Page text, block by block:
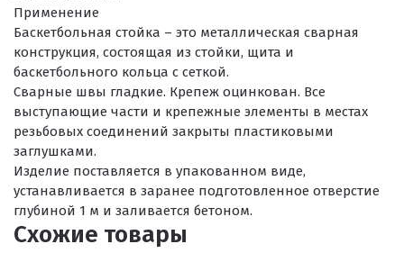
ПРОЕКТНЫЕ РЕШЕНИЯ СПОРТИВНЫХ ПЛОЩАДОК
ПРОЕКТНЫЕ РЕШЕНИЯ ДЕТСКИХ ПЛОЩАДОК
ПРОЕКТНЫЕ РЕШЕНИЯ ПРОФЕССИОНАЛЬНЫХ БЕГОВЫХ
Решение компании “Экополис” под Приказ №1134
Антискользящее покрытие для бассейна
Водонепроницаемые покрытия
Применение
Баскетбольная стойка – это металлическая сварная
конструкция, состоящая из стойки, щита и
баскетбольного кольца с сеткой.
Сварные швы гладкие. Крепеж оцинкован. Все
выступающие части и крепежные элементы в местах
резьбовых соединений закрыты пластиковыми
заглушками.
Изделие поставляется в упакованном виде,
устанавливается в заранее подготовленное отверстие
глубиной 1 м и заливается бетоном.
Схожие товары